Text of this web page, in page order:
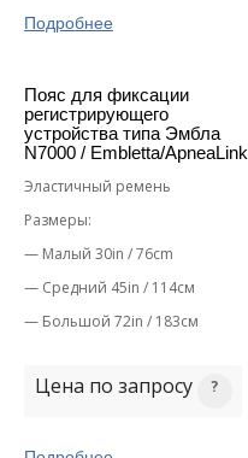
Подробнее
Пояс для фиксации
регистрирующего
устройства типа Эмбла
N7000 / Embletta/ApneaLink
Эластичный ремень
Размеры:
— Малый 30in / 76cm
— Средний 45in / 114см
— Большой 72in / 183см
Цена по запросу